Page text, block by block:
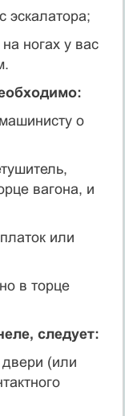
эскалатора;
ногах у вас
о
вагона, и
или
в торце
следует:
(или